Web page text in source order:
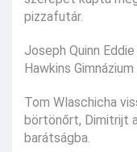
pizzafutár.
Joseph Quinn
Hawkins
Tom Wlaschicha
börtönőrt, Dimitrijt
barátságba.